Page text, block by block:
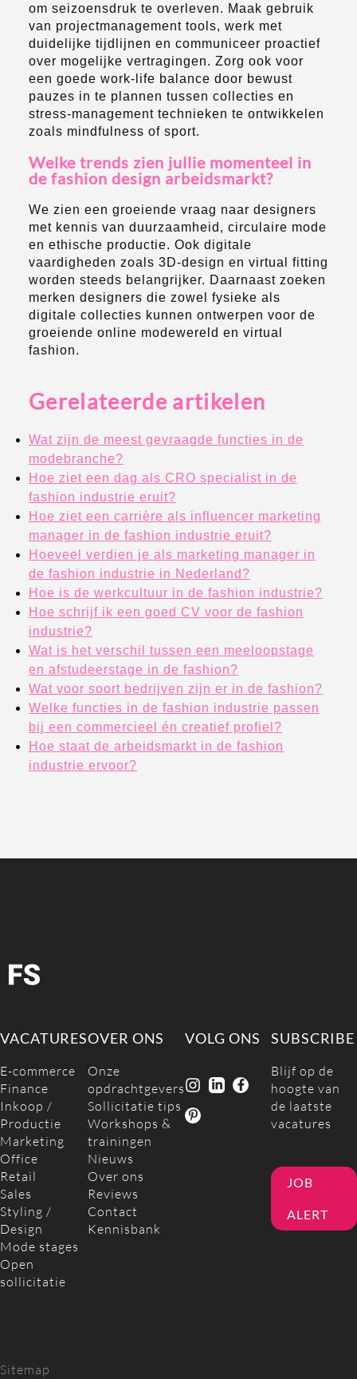
om seizoensdruk te overleven. Maak gebruik
van projectmanagement tools, werk met
duidelijke tijdlijnen en communiceer proactief
over mogelijke vertragingen. Zorg ook voor
een goede work-life balance door bewust
pauzes in te plannen tussen collecties en
stress-management technieken te ontwikkelen
zoals mindfulness of sport.
Welke trends zien jullie momenteel in
de fashion design arbeidsmarkt?
We zien een groeiende vraag naar designers
met kennis van duurzaamheid, circulaire mode
en ethische productie. Ook digitale
vaardigheden zoals 3D-design en virtual fitting
worden steeds belangrijker. Daarnaast zoeken
merken designers die zowel fysieke als
digitale collecties kunnen ontwerpen voor de
groeiende online modewereld en virtual
fashion.
Gerelateerde artikelen
Wat zijn de meest gevraagde functies in de
modebranche?
Hoe ziet een dag als CRO specialist in de
fashion industrie eruit?
Hoe ziet een carrière als influencer marketing
manager in de fashion industrie eruit?
Hoeveel verdien je als marketing manager in
de fashion industrie in Nederland?
Hoe is de werkcultuur in de fashion industrie?
Hoe schrijf ik een goed CV voor de fashion
industrie?
Wat is het verschil tussen een meeloopstage
en afstudeerstage in de fashion?
Wat voor soort bedrijven zijn er in de fashion?
Welke functies in de fashion industrie passen
bij een commercieel én creatief profiel?
Hoe staat de arbeidsmarkt in de fashion
industrie ervoor?
VACATURES
E-commerce
Finance
Inkoop /
Productie
Marketing
Office
Retail
Sales
Styling /
Design
Mode stages
Open
sollicitatie
OVER ONS
Onze
opdrachtgevers
Sollicitatie tips
Workshops &
trainingen
Nieuws
Over ons
Reviews
Contact
Kennisbank
VOLG ONS SUBSCRIBE
Blijf op de
hoogte van
de laatste
vacatures
JOB
ALERT
Sitemap